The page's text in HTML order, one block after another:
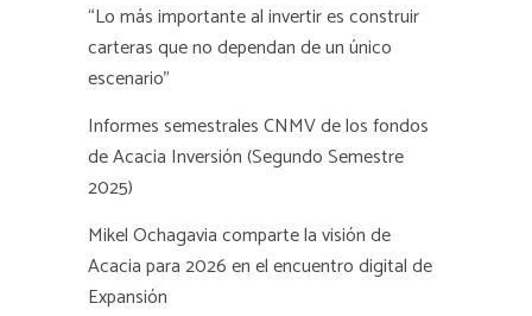
“Lo más importante al invertir es construir
carteras que no dependan de un único
escenario”
Informes semestrales CNMV de los fondos
de Acacia Inversión (Segundo Semestre
2025)
Mikel Ochagavia comparte la visión de
Acacia para 2026 en el encuentro digital de
Expansión